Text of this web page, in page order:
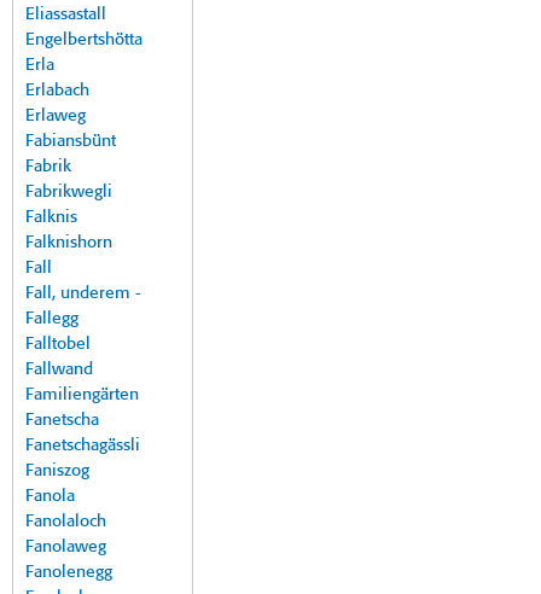
Eliassastall
Engelbertshötta
Erla
Erlabach
Erlaweg
Fabiansbünt
Fabrik
Fabrikwegli
Falknis
Falknishorn
Fall
Fall, underem -
Fallegg
Falltobel
Fallwand
Familiengärten
Fanetscha
Fanetschagässli
Faniszog
Fanola
Fanolaloch
Fanolaweg
Fanolenegg